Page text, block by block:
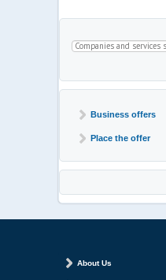
Search form
Business offers
Place the offer
About Us